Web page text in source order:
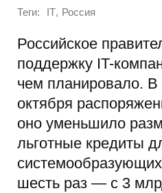
Теги: IT, Россия
Российское
поддержку IT-
чем планировало.
октября
оно уменьшило
льготные кредиты
шесть раз — с 3